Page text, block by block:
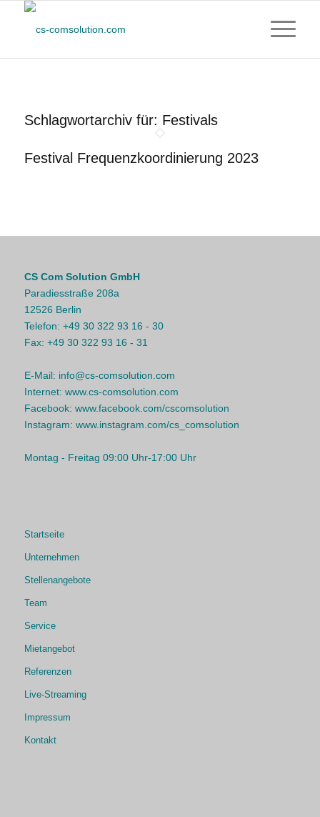
Schlagwortarchiv für: Festivals
Festival Frequenzkoordinierung 2023
CS Com Solution GmbH
Paradiesstraße 208a
12526 Berlin
Telefon: +49 30 322 93 16 - 30
Fax: +49 30 322 93 16 - 31
E-Mail: info@cs-comsolution.com
Internet: www.cs-comsolution.com
Facebook: www.facebook.com/cscomsolution
Instagram: www.instagram.com/cs_comsolution
Montag - Freitag 09:00 Uhr-17:00 Uhr
Startseite
Unternehmen
Stellenangebote
Team
Service
Mietangebot
Referenzen
Live-Streaming
Impressum
Kontakt